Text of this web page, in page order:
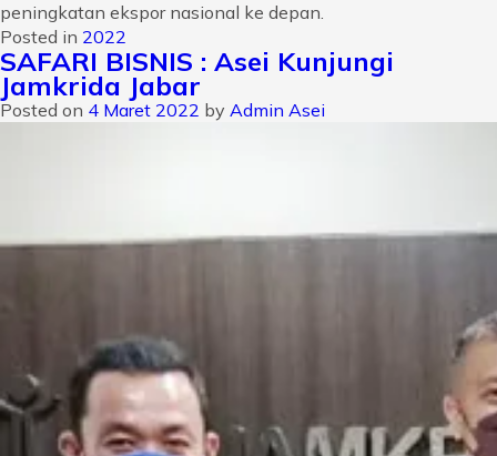
peningkatan ekspor nasional ke depan.
Posted in 2022
SAFARI BISNIS : Asei Kunjungi
Jamkrida Jabar
Posted on 4 Maret 2022 by Admin Asei